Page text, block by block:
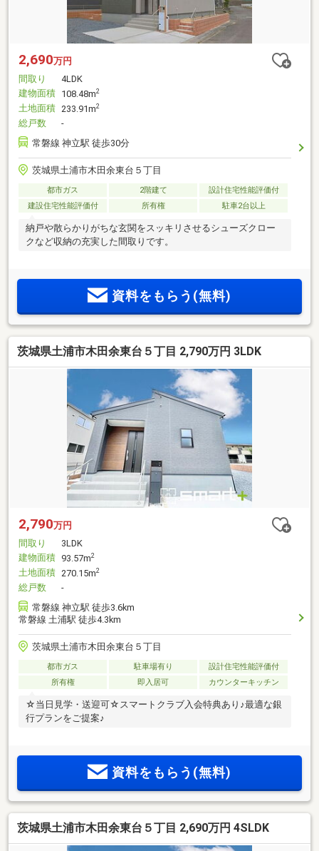
2,690万円
間取り
4LDK
建物面積 108.48m2
土地面積 233.91m2
総戸数
-
常磐線 神立駅 徒歩30分
茨城県土浦市木田余東台５丁目
都市ガス 2階建て
設計住宅性能評価付
建設住宅性能評価付
所有権 駐車2台以上
納戸や散らかりがちな玄関をスッキリさせるシューズクロー
クなど収納の充実した間取りです。
資料をもらう(無料)
茨城県土浦市木田余東台５丁目 2,790万円 3LDK
2,790万円
間取り
3LDK
建物面積 93.57m2
土地面積 270.15m2
総戸数
-
常磐線 神立駅 徒歩3.6km
常磐線 土浦駅 徒歩4.3km
茨城県土浦市木田余東台５丁目
都市ガス 駐車場有り
設計住宅性能評価付
所有権
即入居可 カウンターキッチン
☆当日見学・送迎可☆スマートクラブ入会特典あり♪最適な銀
行プランをご提案♪
資料をもらう(無料)
茨城県土浦市木田余東台５丁目 2,690万円 4SLDK